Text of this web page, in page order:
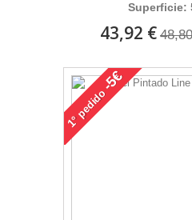
Superficie:
43,92 €
1°
pedido
-5€